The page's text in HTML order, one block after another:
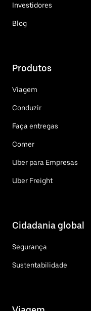
Investidores
Blog
Produtos
Viagem
Conduzir
Faça entregas
Comer
Uber para Empresas
Uber Freight
Cidadania global
Segurança
Sustentabilidade